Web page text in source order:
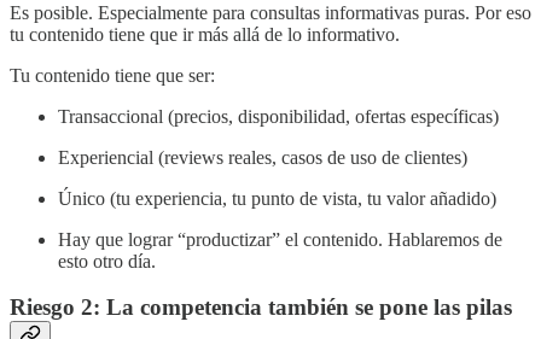
Es posible. Especialmente para consultas informativas puras. Por eso
tu contenido tiene que ir más allá de lo informativo.
Tu contenido tiene que ser:
Transaccional (precios, disponibilidad, ofertas específicas)
Experiencial (reviews reales, casos de uso de clientes)
Único (tu experiencia, tu punto de vista, tu valor añadido)
Hay que lograr “productizar” el contenido. Hablaremos de
esto otro día.
Riesgo 2: La competencia también se pone las pilas